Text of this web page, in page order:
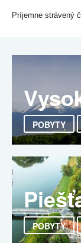
Príjemne strávený
POBYTY
POBYTY